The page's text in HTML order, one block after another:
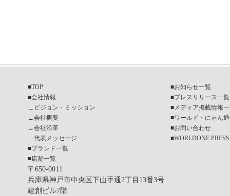
■TOP
■会社情報
∟
ビジョン・ミッション
∟ 会社概要
∟ 会社沿革
∟ 代表メッセージ
■ブランド一覧
■店舗一覧
■お知らせ一覧
■プレスリリース一覧
■ メディア掲載情報
■ワールド・にゃん
■お問い合わせ
■WORLDONE PRESS
〒650-0011
兵庫県神戸市中央区下山手通2丁目13番3号
建創ビル7階